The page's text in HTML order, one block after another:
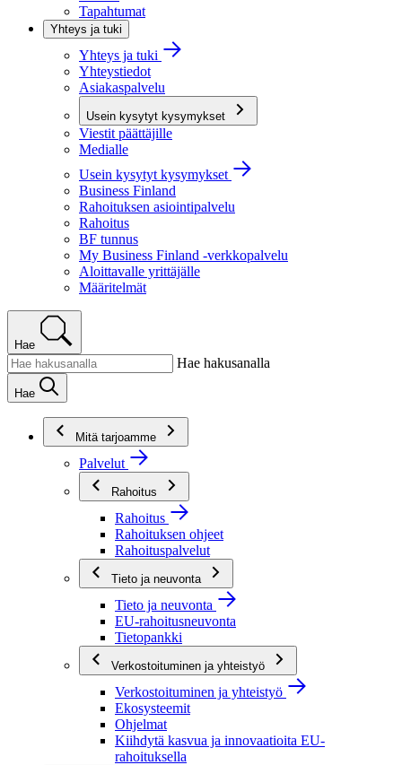
Tapahtumat
Yhteys ja tuki
Yhteys ja tuki
Yhteystiedot
Asiakaspalvelu
Usein kysytyt kysymykset
Viestit päättäjille
Medialle
Usein kysytyt kysymykset
Business Finland
Rahoituksen asiointipalvelu
Rahoitus
BF tunnus
My Business Finland -verkkopalvelu
Aloittavalle yrittäjälle
Määritelmät
Hae
Hae hakusanalla
Hae
Mitä tarjoamme
Palvelut
Rahoitus
Rahoitus
Rahoituksen ohjeet
Rahoituspalvelut
Tieto ja neuvonta
Tieto ja neuvonta
EU-rahoitusneuvonta
Tietopankki
Verkostoituminen ja yhteistyö
Verkostoituminen ja yhteistyö
Ekosysteemit
Ohjelmat
Kiihdytä kasvua ja innovaatioita EU-
rahoituksella